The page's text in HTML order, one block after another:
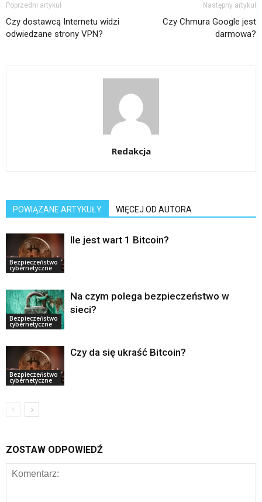
Poprzedni artykuł
Czy dostawcą Internetu widzi
odwiedzane strony VPN?
Następny artykuł
Czy Chmura Google jest
darmowa?
Redakcja
POWIĄZANE ARTYKUŁY WIĘCEJ OD AUTORA
Bezpieczeństwo
cybernetyczne
Ile jest wart 1 Bitcoin?
Bezpieczeństwo
cybernetyczne
Na czym polega bezpieczeństwo w
sieci?
Bezpieczeństwo
cybernetyczne
Czy da się ukraść Bitcoin?
ZOSTAW ODPOWIEDŹ